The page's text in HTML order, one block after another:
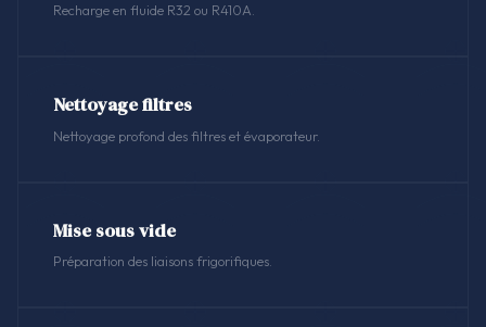
Recharge en fluide R32 ou R410A.
Nettoyage filtres
Nettoyage profond des filtres et évaporateur.
Mise sous vide
Préparation des liaisons frigorifiques.